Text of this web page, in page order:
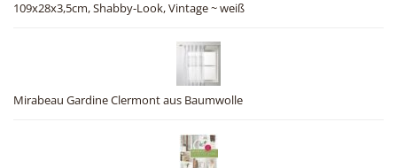
109x28x3,5cm, Shabby-Look, Vintage ~ weiß
Mirabeau Gardine Clermont aus Baumwolle